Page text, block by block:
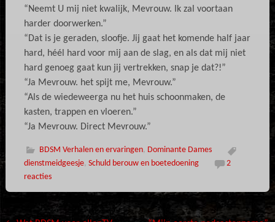
“Neemt U mij niet kwalijk, Mevrouw. Ik zal voortaan
harder doorwerken.”
“Dat is je geraden, sloofje. Jij gaat het komende half jaar
hard, héél hard voor mij aan de slag, en als dat mij niet
hard genoeg gaat kun jij vertrekken, snap je dat?!”
“Ja Mevrouw. het spijt me, Mevrouw.”
“Als de wiedeweerga nu het huis schoonmaken, de
kasten, trappen en vloeren.”
“Ja Mevrouw. Direct Mevrouw.”
BDSM Verhalen en ervaringen, Dominante Dames
dienstmeidgeesje, Schuld berouw en boetedoening
2
reacties